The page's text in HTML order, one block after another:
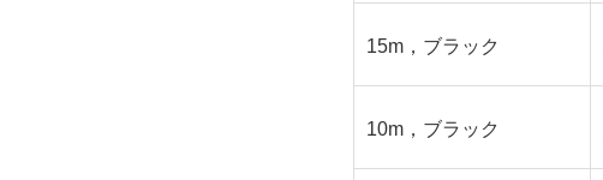
15m，ブラック
10m，ブラック